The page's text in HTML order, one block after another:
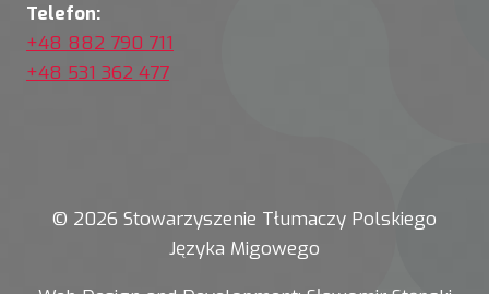
Telefon:
+48 882 790 711
+48 531 362 477
© 2026 Stowarzyszenie Tłumaczy Polskiego
Języka Migowego